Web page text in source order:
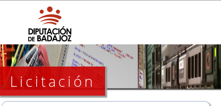
Licitación